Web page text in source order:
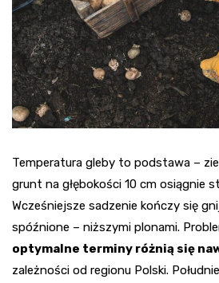
Temperatura gleby to podstawa –
grunt na głębokości 10 cm osiągnie
Wcześniejsze sadzenie kończy się
spóźnione – niższymi plonami.
optymalne terminy różnią się
zależności od regionu Polski.